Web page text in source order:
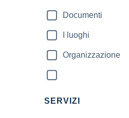
Documenti
I luoghi
Organizzazione
SERVIZI